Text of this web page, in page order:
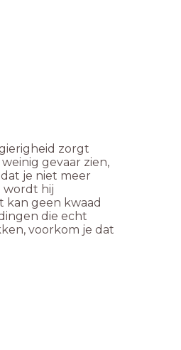
zorgt
gevaar zien,
je niet meer
wordt hij
kan geen kwaad
die echt
voorkom je dat